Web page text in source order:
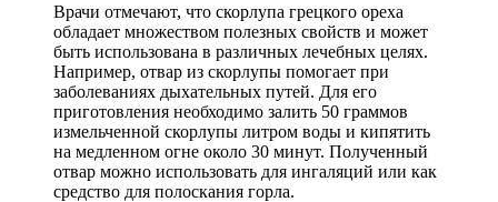
Врачи отмечают, что скорлупа грецкого ореха
обладает множеством полезных свойств и может
быть использована в различных лечебных целях.
Например, отвар из скорлупы помогает при
заболеваниях дыхательных путей. Для его
приготовления необходимо залить 50 граммов
измельченной скорлупы литром воды и кипятить
на медленном огне около 30 минут. Полученный
отвар можно использовать для ингаляций или как
средство для полоскания горла.